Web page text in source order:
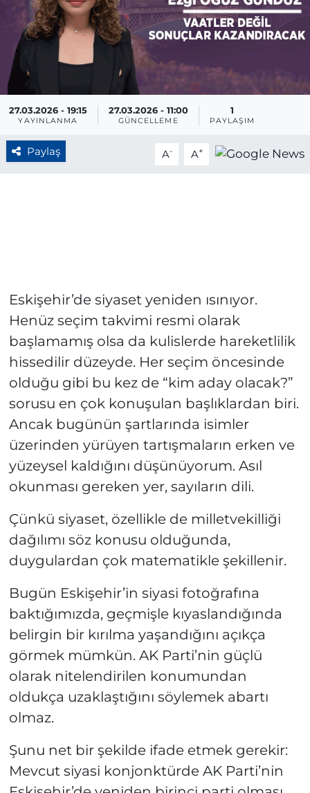
27.03.2026 - 19:15
YAYINLANMA
27.03.2026 - 11:00
GÜNCELLEME
1
PAYLAŞIM
Paylaş A- A+
Eskişehir’de siyaset yeniden ısınıyor.
Henüz seçim takvimi resmi olarak
başlamamış olsa da kulislerde hareketlilik
hissedilir düzeyde. Her seçim öncesinde
olduğu gibi bu kez de “kim aday olacak?”
sorusu en çok konuşulan başlıklardan biri.
Ancak bugünün şartlarında isimler
üzerinden yürüyen tartışmaların erken ve
yüzeysel kaldığını düşünüyorum. Asıl
okunması gereken yer, sayıların dili.
Çünkü siyaset, özellikle de milletvekilliği
dağılımı söz konusu olduğunda,
duygulardan çok matematikle şekillenir.
Bugün Eskişehir’in siyasi fotoğrafına
baktığımızda, geçmişle kıyaslandığında
belirgin bir kırılma yaşandığını açıkça
görmek mümkün. AK Parti’nin güçlü
olarak nitelendirilen konumundan
oldukça uzaklaştığını söylemek abartı
olmaz.
Şunu net bir şekilde ifade etmek gerekir:
Mevcut siyasi konjonktürde AK Parti’nin
BÖLGE
YAŞAM
DÜNYA
GÜNCEL